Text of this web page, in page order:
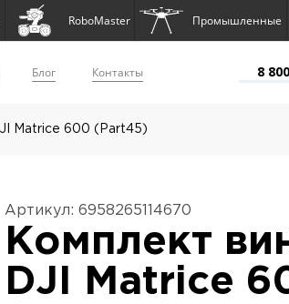
RoboMaster Промышленные
Блог Контакты 8
Matrice 600 (Part45)
Артикул: 6958265114670
Комплект
DJI Matrice